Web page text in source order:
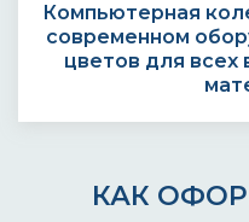
Компьютерная
современном
цветов для всех
КАК